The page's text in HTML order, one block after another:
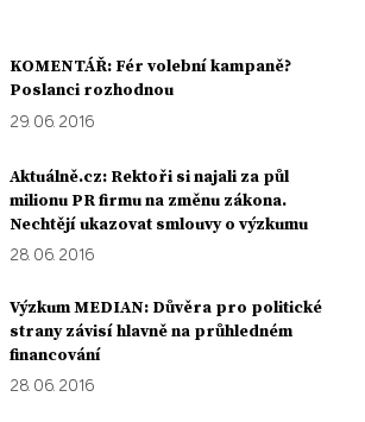
KOMENTÁŘ: Fér volební kampaně?
Poslanci rozhodnou
29. 06. 2016
Aktuálně.cz: Rektoři si najali za půl
milionu PR firmu na změnu zákona.
Nechtějí ukazovat smlouvy o výzkumu
28. 06. 2016
Výzkum MEDIAN: Důvěra pro politické
strany závisí hlavně na průhledném
financování
28. 06. 2016